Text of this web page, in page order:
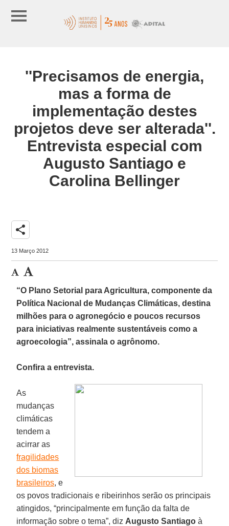
''Precisamos de energia,
mas a forma de
implementação destes
projetos deve ser alterada''.
Entrevista especial com
Augusto Santiago e
Carolina Bellinger
share
13 Março 2012
“O Plano Setorial para Agricultura, componente da
Política Nacional de Mudanças Climáticas, destina
milhões para o agronegócio e poucos recursos
para iniciativas realmente sustentáveis como a
agroecologia”, assinala o agrônomo.
Confira a entrevista.
As
mudanças
climáticas
tendem a
acirrar as
fragilidades
dos biomas
brasileiros, e
os povos tradicionais e ribeirinhos serão os principais
atingidos, “principalmente em função da falta de
informação sobre o tema”, diz Augusto Santiago à